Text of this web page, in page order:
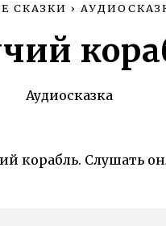
СКАЗКИ ›
Аудиосказка
корабль. Слушать